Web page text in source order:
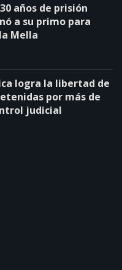
años de prisión
a su primo para
Mella
logra la libertad de
por más de
judicial